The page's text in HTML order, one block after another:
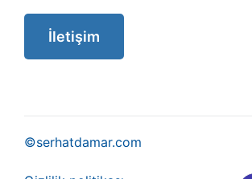
İletişim
©serhatdamar.com